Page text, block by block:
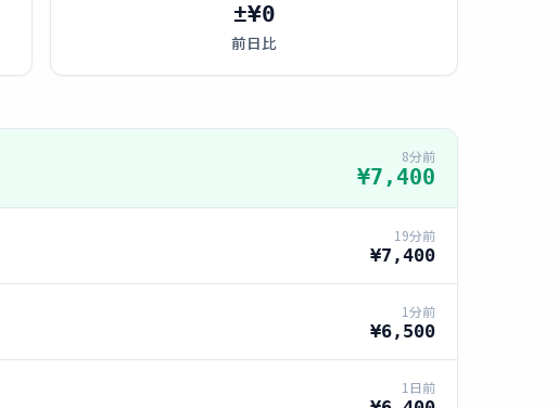
±¥0
前日比
8分前
¥7,400
19分前
¥7,400
1分前
¥6,500
1日前